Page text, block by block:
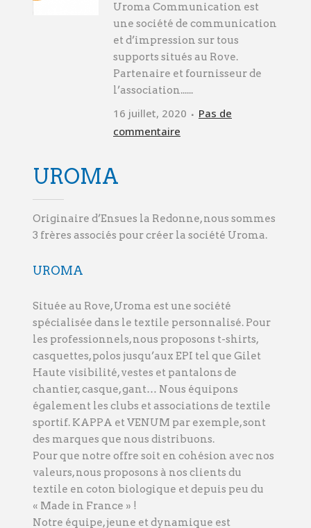
Uroma Communication est
une société de communication
et d’impression sur tous
supports situés au Rove.
Partenaire et fournisseur de
l’association......
16 juillet, 2020
Pas de
commentaire
UROMA
Originaire d’Ensues la Redonne, nous sommes
3 frères associés pour créer la société Uroma.
UROMA
Située au Rove, Uroma est une société
spécialisée dans le textile personnalisé. Pour
les professionnels, nous proposons t-shirts,
casquettes, polos jusqu’aux EPI tel que Gilet
Haute visibilité, vestes et pantalons de
chantier, casque, gant… Nous équipons
également les clubs et associations de textile
sportif. KAPPA et VENUM par exemple, sont
des marques que nous distribuons.
Pour que notre offre soit en cohésion avec nos
valeurs, nous proposons à nos clients du
textile en coton biologique et depuis peu du
« Made in France » !
Notre équipe, jeune et dynamique est